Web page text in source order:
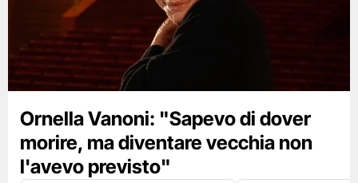
Ornella Vanoni: "Sapevo di dover
morire, ma diventare vecchia non
l'avevo previsto"